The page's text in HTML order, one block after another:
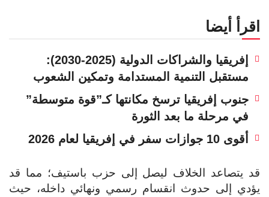
أيضا
إفريقيا والشراكات الدولية (2025-2030):
مستقبل التنمية المستدامة وتمكين الشعوب
جنوب إفريقيا ترسخ مكانتها كـ”قوة متوسطة”
في مرحلة ما بعد الثورة
أقوى 10 جوازات سفر في إفريقيا لعام 2026
يتصاعد الخلاف ليصل إلى حزب باستيف؛ مما قد
إلى حدوث انقسام رسمي ونهائي داخله، حيث